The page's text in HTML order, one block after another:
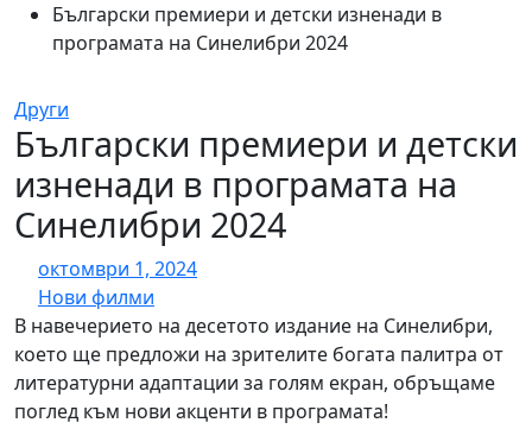
Български премиери и детски изненади в
програмата на Синелибри 2024
Други
Български премиери и детски
изненади в програмата на
Синелибри 2024
октомври 1, 2024
Нови филми
В навечерието на десетото издание на Синелибри,
което ще предложи на зрителите богата палитра от
литературни адаптации за голям екран, обръщаме
поглед към нови акценти в програмата!